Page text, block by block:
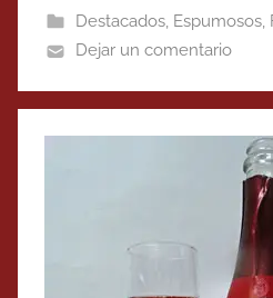
Destacados, Espumosos,
Dejar un comentario